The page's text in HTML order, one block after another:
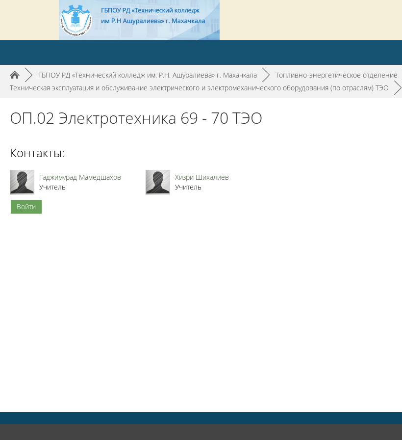
► ГБПОУ РД «Технический колледж им. Р.Н. Ашуралиева» г. Махачкала ► Топливно-энергетическое отделение
Техническая эксплуатация и обслуживание электрического и электромеханического оборудования (по отраслям) ТЭО
►
ОП.02 Электротехника 69 - 70 ТЭО
Контакты:
Гаджимурад Мамедшахов
Учитель
Хизри Шихалиев
Учитель
Войти